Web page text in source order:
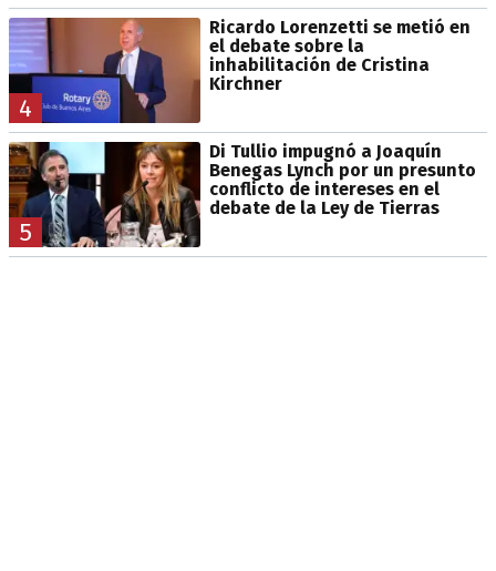
4
Ricardo Lorenzetti se metió en
el debate sobre la
inhabilitación de Cristina
Kirchner
5
Di Tullio impugnó a Joaquín
Benegas Lynch por un presunto
conflicto de intereses en el
debate de la Ley de Tierras